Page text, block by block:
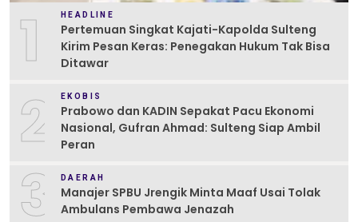
1 HEADLINE
Pertemuan Singkat Kajati-Kapolda Sulteng
Kirim Pesan Keras: Penegakan Hukum Tak Bisa
Ditawar
2 EKOBIS
Prabowo dan KADIN Sepakat Pacu Ekonomi
Nasional, Gufran Ahmad: Sulteng Siap Ambil
Peran
3 DAERAH
Manajer SPBU Jrengik Minta Maaf Usai Tolak
Ambulans Pembawa Jenazah